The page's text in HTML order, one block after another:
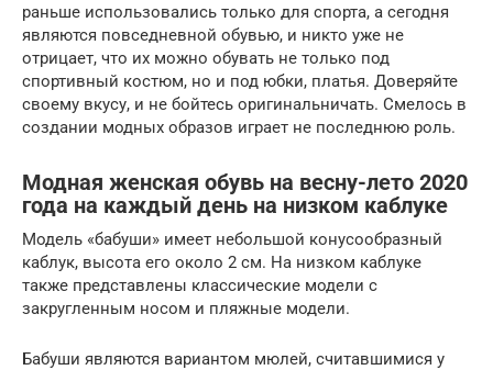
раньше использовались только для спорта, а сегодня
являются повседневной обувью, и никто уже не
отрицает, что их можно обувать не только под
спортивный костюм, но и под юбки, платья. Доверяйте
своему вкусу, и не бойтесь оригинальничать. Смелось в
создании модных образов играет не последнюю роль.
Модная женская обувь на весну-лето 2020
года на каждый день на низком каблуке
Модель «бабуши» имеет небольшой конусообразный
каблук, высота его около 2 см. На низком каблуке
также представлены классические модели с
закругленным носом и пляжные модели.
Бабуши являются вариантом мюлей, считавшимися у